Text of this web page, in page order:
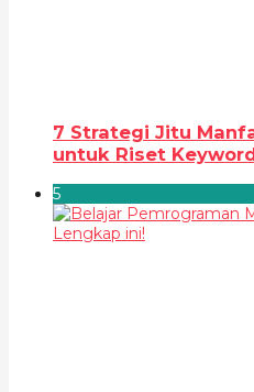
7 Strategi Jitu
untuk Riset
5